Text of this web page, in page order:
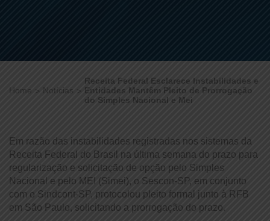
Home Notícias
Receita Federal Esclarece Instabilidades e
Entidades Mantêm Pleito de Prorrogação
do Simples Nacional e Mei
Em razão das instabilidades registradas nos sistemas da
Receita Federal do Brasil na última semana do prazo para
regularização e solicitação de opção pelo Simples
Nacional e pelo MEI (Simei), o Sescon-SP, em conjunto
com o Sindcont-SP, protocolou pleito formal junto à RFB
em São Paulo, solicitando a prorrogação do prazo.